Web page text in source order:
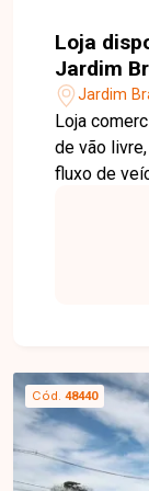
Loja
Jardim
Jardim
Loja
de vão
fluxo de
coletivos
Cód. 48440